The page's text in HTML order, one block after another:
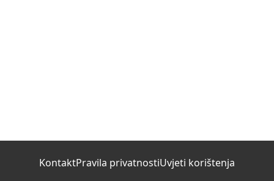
KontaktPravila privatnostiUvjeti korištenja